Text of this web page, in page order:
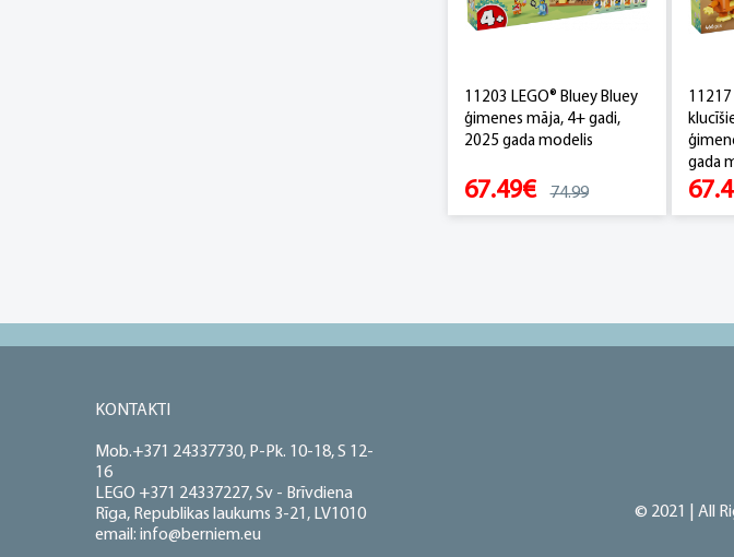
11203 LEGO® Bluey Bluey
ģimenes māja, 4+ gadi,
2025 gada modelis
67.49€ 74.99
11217
gada
KONTAKTI
Mob.+371 24337730, P-Pk. 10-18, S 12-
16
LEGO +371 24337227, Sv - Brīvdiena
Rīga, Republikas laukums 3-21, LV1010
email: info@berniem.eu
© 2021 | All